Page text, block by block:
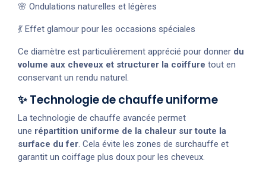
🌸 Ondulations naturelles et légères
💃 Effet glamour pour les occasions spéciales
Ce diamètre est particulièrement apprécié pour donner du
volume aux cheveux et structurer la coiffure tout en
conservant un rendu naturel.
✨ Technologie de chauffe uniforme
La technologie de chauffe avancée permet
une répartition uniforme de la chaleur sur toute la
surface du fer. Cela évite les zones de surchauffe et
garantit un coiffage plus doux pour les cheveux.